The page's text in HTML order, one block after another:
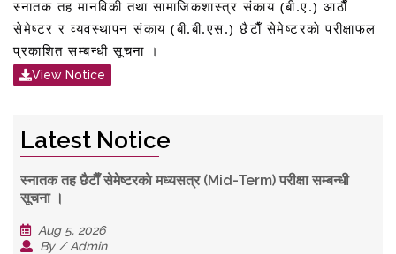
स्नातक तह मानविकी तथा सामाजिकशास्त्र संकाय (बी.ए.) आठाैँ
सेमेष्टर र व्यवस्थापन संकाय (बी.बी.एस.) छैटाैँ सेमेष्टरकाे परीक्षाफल
प्रकाशित सम्बन्धी सूचना ।
View Notice
Latest Notice
स्नातक तह छैटाैँ सेमेष्टरकाे मध्यसत्र (Mid-Term) परीक्षा सम्बन्धी
सूचना ।
Aug 5, 2026
By / Admin